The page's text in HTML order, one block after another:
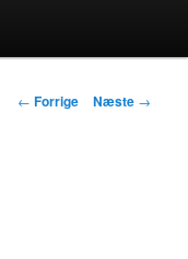
Indlægsnavigation
← Forrige Næste →